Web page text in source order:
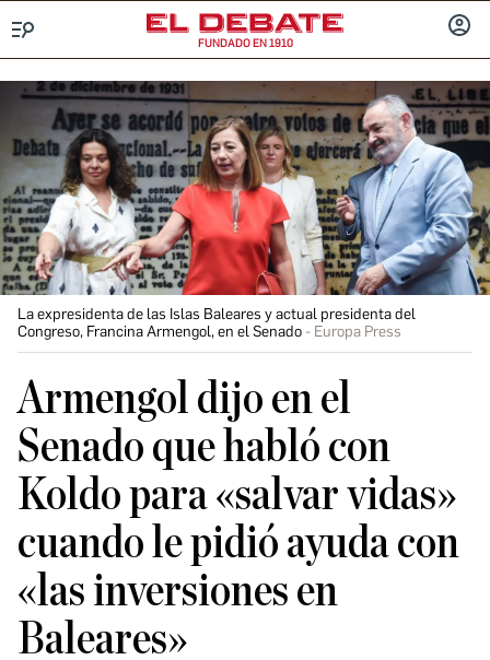
FUNDADO EN 1910
La expresidenta de las Islas Baleares y actual presidenta del
Congreso, Francina Armengol, en el Senado
Europa Press
Armengol dijo en el
Senado que habló con
Koldo para «salvar vidas»
cuando le pidió ayuda con
«las inversiones en
Baleares»